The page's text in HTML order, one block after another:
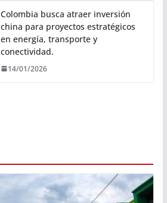
Colombia busca atraer inversión
china para proyectos estratégicos
en energía, transporte y
conectividad.
14/01/2026